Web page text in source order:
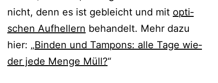
nicht, denn es ist gebleicht und mit opti­
schen Aufhellern behan­delt. Mehr dazu
hier: „Binden und Tampons: alle Tage wie­
der jede Menge Müll?“